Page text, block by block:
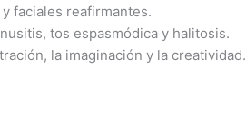
faciales reafirmantes.
tos espasmódica y halitosis.
la imaginación y la creatividad.